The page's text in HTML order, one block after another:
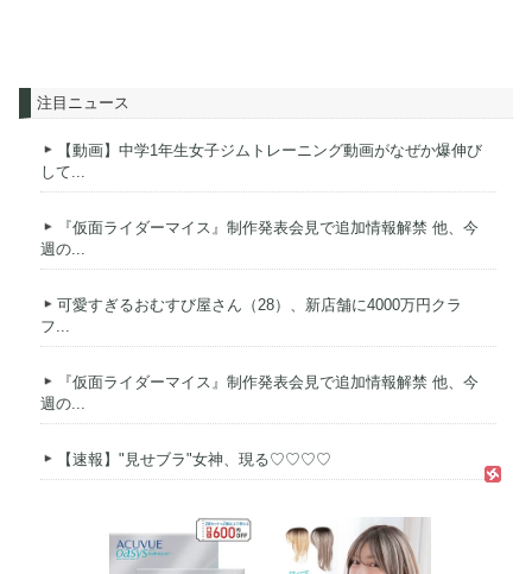
注目ニュース
【動画】中学1年生女子ジムトレーニング動画がなぜか爆伸び
して...
『仮面ライダーマイス』制作発表会見で追加情報解禁 他、今
週の...
可愛すぎるおむすび屋さん（28）、新店舗に4000万円クラ
フ...
『仮面ライダーマイス』制作発表会見で追加情報解禁 他、今
週の...
【速報】"見せブラ"女神、現る♡♡♡♡